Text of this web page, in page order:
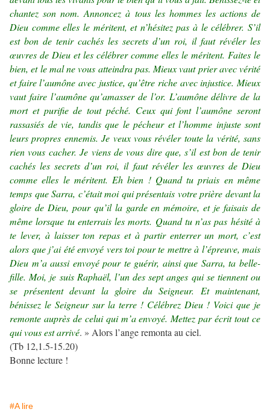
chantez son nom. Annoncez à tous les hommes les actions de
Dieu comme elles le méritent, et n’hésitez pas à le célébrer. S’il
est bon de tenir cachés les secrets d’un roi, il faut révéler les
œuvres de Dieu et les célébrer comme elles le méritent. Faites le
bien, et le mal ne vous atteindra pas. Mieux vaut prier avec vérité
et faire l’aumône avec justice, qu’être riche avec injustice. Mieux
vaut faire l’aumône qu’amasser de l’or. L’aumône délivre de la
mort et purifie de tout péché. Ceux qui font l’aumône seront
rassasiés de vie, tandis que le pécheur et l’homme injuste sont
leurs propres ennemis. Je veux vous révéler toute la vérité, sans
rien vous cacher. Je viens de vous dire que, s’il est bon de tenir
cachés les secrets d’un roi, il faut révéler les œuvres de Dieu
comme elles le méritent. Eh bien ! Quand tu priais en même
temps que Sarra, c’était moi qui présentais votre prière devant la
gloire de Dieu, pour qu’il la garde en mémoire, et je faisais de
même lorsque tu enterrais les morts. Quand tu n’as pas hésité à
te lever, à laisser ton repas et à partir enterrer un mort, c’est
alors que j’ai été envoyé vers toi pour te mettre à l’épreuve, mais
Dieu m’a aussi envoyé pour te guérir, ainsi que Sarra, ta belle-
fille. Moi, je suis Raphaël, l’un des sept anges qui se tiennent ou
se présentent devant la gloire du Seigneur. Et maintenant,
bénissez le Seigneur sur la terre ! Célébrez Dieu ! Voici que je
remonte auprès de celui qui m’a envoyé. Mettez par écrit tout ce
qui vous est arrivé. » Alors l’ange remonta au ciel.
(Tb 12,1.5-15.20)
Bonne lecture !
#A lire